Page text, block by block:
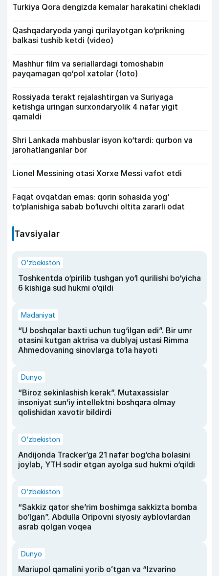
Turkiya Qora dengizda kemalar harakatini chekladi
Qashqadaryoda yangi qurilayotgan ko‘prikning
balkasi tushib ketdi (video)
Mashhur film va seriallardagi tomoshabin
payqamagan qo‘pol xatolar (foto)
Rossiyada terakt rejalashtirgan va Suriyaga
ketishga uringan surxondaryolik 4 nafar yigit
qamaldi
Shri Lankada mahbuslar isyon ko‘tardi: qurbon va
jarohatlanganlar bor
Lionel Messining otasi Xorxe Messi vafot etdi
Faqat ovqatdan emas: qorin sohasida yog‘
to‘planishiga sabab bo‘luvchi oltita zararli odat
Tavsiyalar
O‘zbekiston
Toshkentda o‘pirilib tushgan yo‘l qurilishi bo‘yicha
6 kishiga sud hukmi o‘qildi
Madaniyat
“U boshqalar baxti uchun tug‘ilgan edi”. Bir umr
otasini kutgan aktrisa va dublyaj ustasi Rimma
Ahmedovaning sinovlarga to‘la hayoti
Dunyo
“Biroz sekinlashish kerak”. Mutaxassislar
insoniyat sun’iy intellektni boshqara olmay
qolishidan xavotir bildirdi
O‘zbekiston
Andijonda Tracker’ga 21 nafar bog‘cha bolasini
joylab, YTH sodir etgan ayolga sud hukmi o‘qildi
O‘zbekiston
“Sakkiz qator she’rim boshimga sakkizta bomba
bo‘lgan”. Abdulla Oripovni siyosiy ayblovlardan
asrab qolgan voqea
Dunyo
Mariupol qamalini yorib oʻtgan va “Izvarino